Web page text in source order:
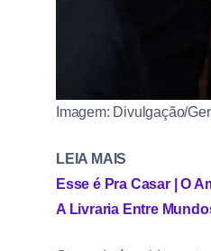
Imagem: Divulgação/
LEIA MAIS
Esse é Pra Casar | O
A Livraria Entre